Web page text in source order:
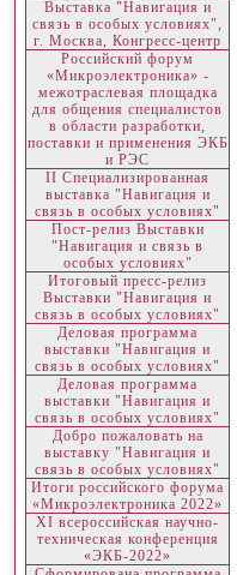
Выставка "Навигация и
связь в особых условиях",
г. Москва, Конгресс-центр
Российский форум
«Микроэлектроника» -
межотраслевая площадка
для общения специалистов
в области разработки,
поставки и применения ЭКБ
и РЭС
II Специализированная
выставка "Навигация и
связь в особых условиях"
Пост-релиз Выставки
"Навигация и связь в
особых условиях"
Итоговый пресс-релиз
Выставки "Навигация и
связь в особых условиях"
Деловая программа
выставки "Навигация и
связь в особых условиях"
Деловая программа
выставки "Навигация и
связь в особых условиях"
Добро пожаловать на
выставку "Навигация и
связь в особых условиях"
Итоги российского форума
«Микроэлектроника 2022»
ХI всероссийская научно-
техническая конференция
«ЭКБ-2022»